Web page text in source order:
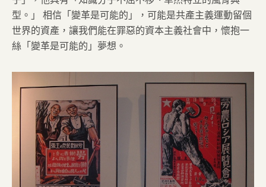
型。」 相信「變革是可能的」，可能是共產主義運動留個
世界的資產，讓我們能在罪惡的資本主義社會中，懷抱一
絲「變革是可能的」夢想。